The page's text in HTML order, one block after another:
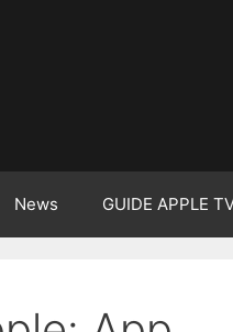
News GUIDE APPLE